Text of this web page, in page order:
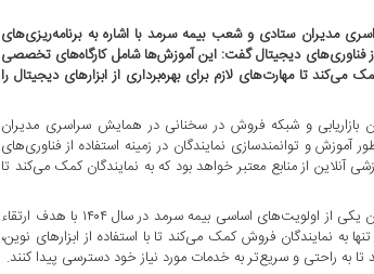
مدیران ستادی و شعب بیمه سرمد با اشاره به برنامه‌ریزی‌های
از فناوری‌های دیجیتال گفت: این آموزش‌ها شامل کارگاه‌های تخصصی
می‌کند تا مهارت‌های لازم برای بهره‌برداری از ابزارهای دیجیتال را
بازاریابی و شبکه فروش در سخنانی در همایش سراسری مدیران
و توانمندسازی نمایندگان در زمینه استفاده از فناوری‌های
از منابع معتبر خواهد بود که به نمایندگان کمک می‌کند تا
بزرگ‌زاده توسعه کمی و کیفی شبکه فروش از طریق تحول دیجیتال را به عنوان یکی از اولویت‌های اساسی بیمه سرمد در سال ۱۴۰۴ با هدف ارتقاء
نمایندگان فروش کمک می‌کند تا با استفاده از ابزارهای نوین،
به راحتی و سریع‌تر به خدمات مورد نیاز خود دسترسی پیدا کنند.